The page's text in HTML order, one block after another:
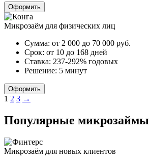
Оформить
Микрозаём для физических лиц
Сумма: от 2 000 до 70 000 руб.
Срок: от 10 до 168 дней
Ставка: 237-292% годовых
Решение: 5 минут
Оформить
Пагинация
1 2 3 →
Популярные микрозаймы
Микрозаём для новых клиентов